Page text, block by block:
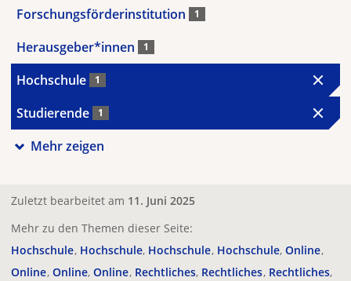
Forschungsförderinstitution 1
Herausgeber*innen 1
Hochschule 1
Studierende 1
Mehr zeigen
Zuletzt bearbeitet am 11. Juni 2025
Mehr zu den Themen dieser Seite:
Hochschule Hochschule Hochschule Hochschule Online
Online Online Online Rechtliches Rechtliches Rechtliches